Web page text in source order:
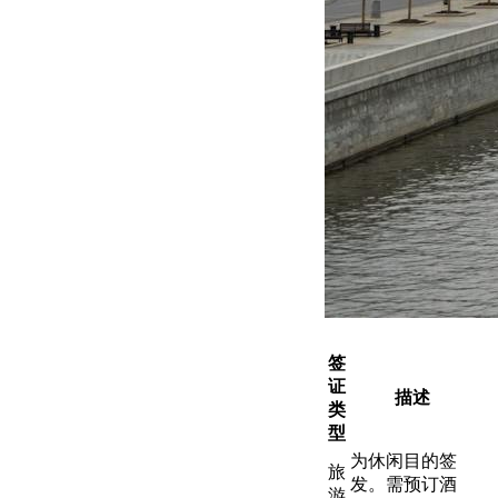
签
证
类
型
描述
旅
为休闲目的签
发。需预订酒